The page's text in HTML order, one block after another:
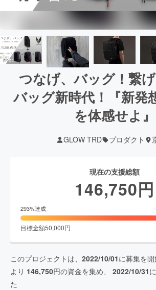
つなげ、バッグ！繋
バッグ新時代！『新発
を体感せよ』
GLOW TRD プロダクト
現在の支援総額
146,750円
293%達成
目標金額50,000円
このプロジェクトは、 2022/10/01に募集を開
より 146,750円の資金を集め、 2022/10/31
た